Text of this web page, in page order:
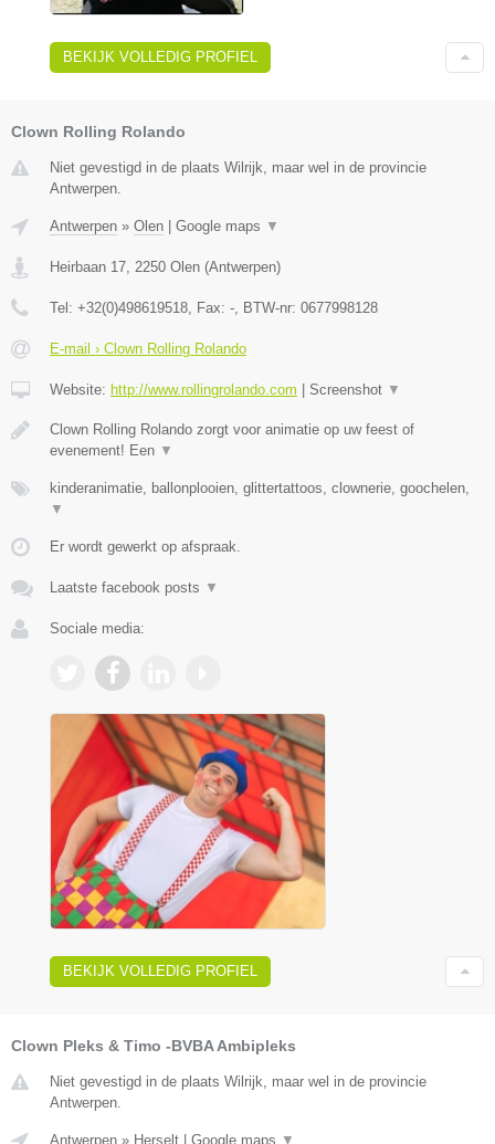
BEKIJK VOLLEDIG PROFIEL
Clown Rolling Rolando
Niet gevestigd in de plaats Wilrijk, maar wel in de provincie
Antwerpen.
Antwerpen » Olen Google maps ▼
Heirbaan 17, 2250 Olen (Antwerpen)
Tel: +32(0)498619518, Fax: -, BTW-nr: 0677998128
E-mail › Clown Rolling Rolando
Website: http://www.rollingrolando.com Screenshot ▼
Clown Rolling Rolando zorgt voor animatie op uw feest of
evenement! Een ▼
kinderanimatie, ballonplooien, glittertattoos, clownerie, goochelen,
▼
Er wordt gewerkt op afspraak.
Laatste facebook posts ▼
Sociale media:
BEKIJK VOLLEDIG PROFIEL
Clown Pleks & Timo -BVBA Ambipleks
Niet gevestigd in de plaats Wilrijk, maar wel in de provincie
Antwerpen.
Antwerpen » Herselt | Google maps ▼